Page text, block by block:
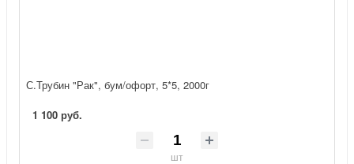
С.Трубин "Рак", бум/офорт, 5*5, 2000г
1 100 руб.
шт